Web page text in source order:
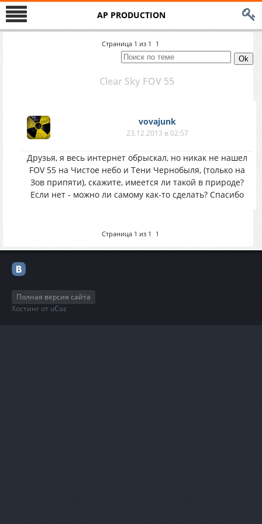
AP PRODUCTION
Страница 1 из 1 1
Clear Sky FOV 55
vovajunk
23.12.2013 в 02:57
Друзья, я весь интернет обрыскал, но никак не нашел
FOV 55 на Чистое небо и Тени Чернобыля, (только на
Зов припяти), скажите, имеется ли такой в природе?
Если нет - можно ли самому как-то сделать? Спасибо
Страница 1 из 1 1
Полная версия сайта
Хостинг от uCoz